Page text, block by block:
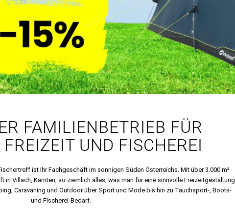
FAMILIENBETRIEB FÜR
UND FISCHEREI
ist Ihr Fachgeschäft im sonnigen Süden Österreichs. Mit über 3.000 m²
Villach, Kärnten, so ziemlich alles, was man für eine sinnvolle Freizeitgestaltung
Caravaning und Outdoor über Sport und Mode bis hin zu Tauchsport-, Boots-
und Fischerei-Bedarf.